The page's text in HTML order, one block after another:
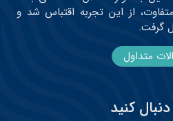
از این تجربه اقتباس شد و
گرفت.
متداول
دنبال کنید